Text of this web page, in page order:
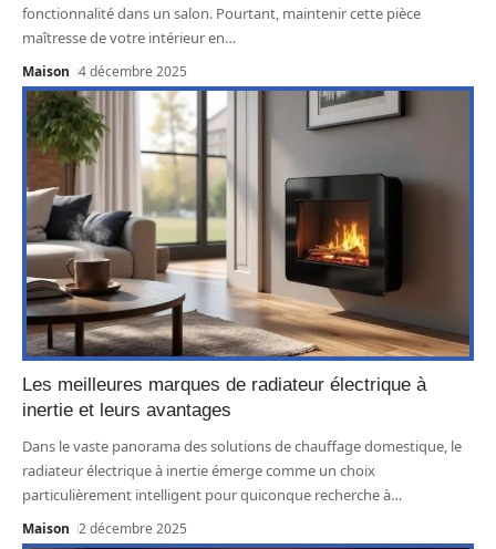
fonctionnalité dans un salon. Pourtant, maintenir cette pièce
maîtresse de votre intérieur en…
Maison 4 décembre 2025
Les meilleures marques de radiateur électrique à
inertie et leurs avantages
Dans le vaste panorama des solutions de chauffage domestique, le
radiateur électrique à inertie émerge comme un choix
particulièrement intelligent pour quiconque recherche à…
Maison 2 décembre 2025